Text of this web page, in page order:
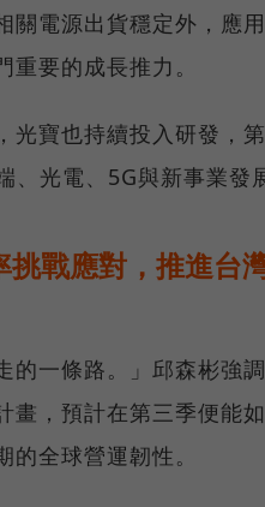
關電源出貨穩定外，應
要的成長推力。
光寶也持續投入研發，
、光電、5G與新事業
挑戰應對，推進台
的一條路。」邱森彬強
畫，預計在第三季便能
全球營運韌性。